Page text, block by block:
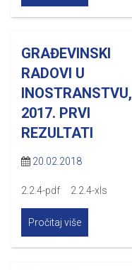
GRAĐEVINSKI
RADOVI U
INOSTRANSTVU,
2017. PRVI
REZULTATI
20.02.2018
2.2.4-pdf 2.2.4-xls
Pročitaj više